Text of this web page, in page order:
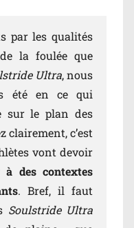
par les qualités
la foulée que
Ultra, nous
été en ce qui
sur le plan des
clairement, c’est
vont devoir
à des contextes
. Bref, il faut
Soulstride Ultra